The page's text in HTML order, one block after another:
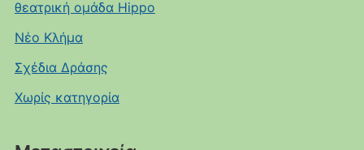
θεατρική ομάδα Hippo
Νέο Κλήμα
Σχέδια Δράσης
Χωρίς κατηγορία